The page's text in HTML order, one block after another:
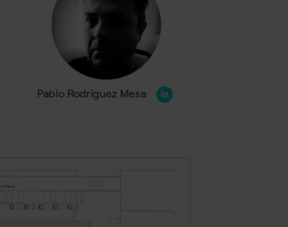
Pablo Rodríguez Mesa